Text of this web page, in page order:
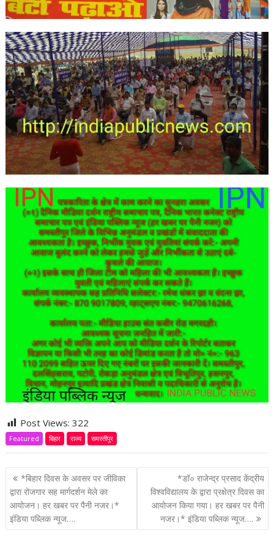
Post Views:322
Featured बिहार राज्य समस्तीपुर
P
o
s
t
*बिहार दिवस के अवसर पर जीविका
द्वारा रोजगार सह मार्गदर्शन मेले का
आयोजन। हर खबर पर पैनी नजर।*
इंडिया पब्लिक न्यूज….
*डॉ० राजेन्द्र प्रसाद केंद्रीय
विश्वविद्यालय के द्वारा प्रक्षेत्र दिवस का
आयोजन किया गया। हर खबर पर पैनी
नजर।* इंडिया पब्लिक न्यूज….